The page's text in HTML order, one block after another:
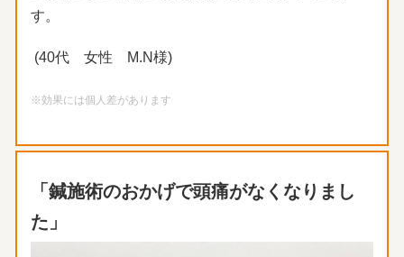
す。
(40代 女性 M.N様)
※効果には個人差があります
「鍼施術のおかげで頭痛がなくなりまし
た」